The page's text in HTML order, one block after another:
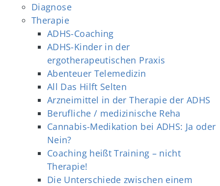
Diagnose
Therapie
ADHS-Coaching
ADHS-Kinder in der
ergotherapeutischen Praxis
Abenteuer Telemedizin
All Das Hilft Selten
Arzneimittel in der Therapie der ADHS
Berufliche / medizinische Reha
Cannabis-Medikation bei ADHS: Ja oder
Nein?
Coaching heißt Training – nicht
Therapie!
Die Unterschiede zwischen einem